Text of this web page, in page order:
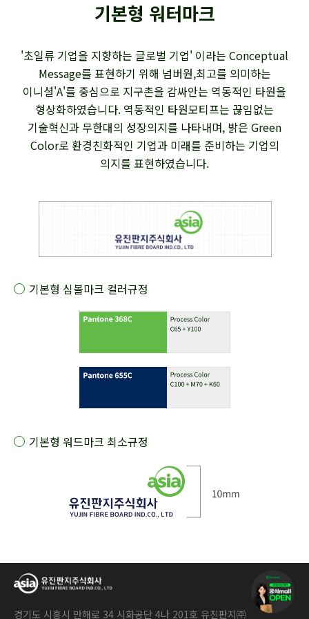
기본형 워터마크
'초일류 기업을 지향하는 글로벌 기업' 이라는 Conceptual
Message를 표현하기 위해 넘버원,최고를 의미하는
이니셜'A'를 중심으로 지구촌을 감싸안는 역동적인 타원을
형상화하였습니다. 역동적인 타원모티프는 끊임없는
기술혁신과 무한대의 성장의지를 나타내며, 밝은 Green
Color로 환경친화적인 기업과 미래를 준비하는 기업의
의지를 표현하였습니다.
기본형 심볼마크 컬러규정
기본형 워드마크 최소규정
경기도 시흥시 만해로 34 시화공단 4나 201호 유진판지㈜